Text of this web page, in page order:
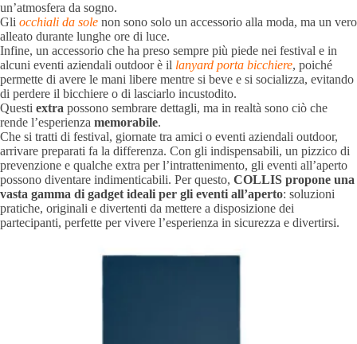
un’atmosfera da sogno.
Gli occhiali da sole non sono solo un accessorio alla moda, ma un vero
alleato durante lunghe ore di luce.
Infine, un accessorio che ha preso sempre più piede nei festival e in
alcuni eventi aziendali outdoor è il lanyard porta bicchiere, poiché
permette di avere le mani libere mentre si beve e si socializza, evitando
di perdere il bicchiere o di lasciarlo incustodito.
Questi extra possono sembrare dettagli, ma in realtà sono ciò che
rende l’esperienza memorabile.
Che si tratti di festival, giornate tra amici o eventi aziendali outdoor,
arrivare preparati fa la differenza. Con gli indispensabili, un pizzico di
prevenzione e qualche extra per l’intrattenimento, gli eventi all’aperto
possono diventare indimenticabili. Per questo, COLLIS propone una
vasta gamma di gadget ideali per gli eventi all’aperto: soluzioni
pratiche, originali e divertenti da mettere a disposizione dei
partecipanti, perfette per vivere l’esperienza in sicurezza e divertirsi.